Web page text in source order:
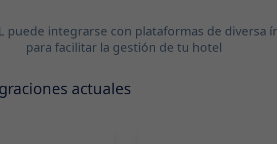
puede integrarse con plataformas de diversa
para facilitar la gestión de tu hotel
actuales